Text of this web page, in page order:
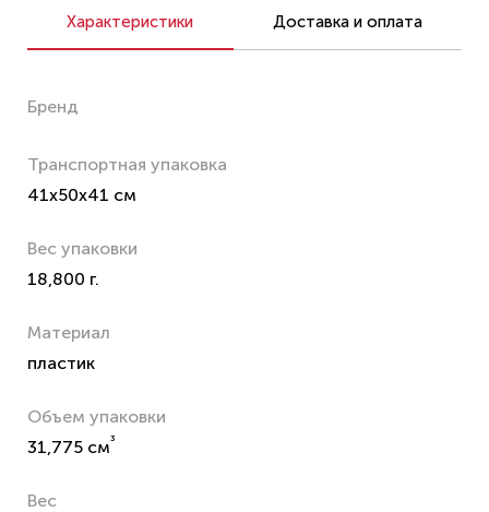
Характеристики Доставка и оплата
Бренд
Транспортная упаковка
41x50x41 см
Вес упаковки
18,800 г.
Материал
пластик
Объем упаковки
31,775 см³
Вес